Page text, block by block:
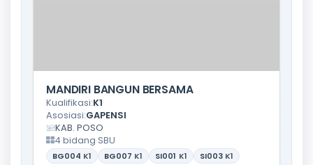
MANDIRI BANGUN BERSAMA
Kualifikasi:K1
Asosiasi:GAPENSI
KAB. POSO
4 bidang SBU
BG004 K1 BG007 K1 SI001 K1 SI003 K1